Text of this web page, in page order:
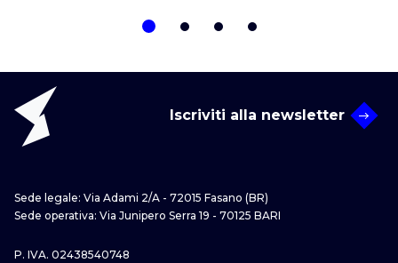
Iscriviti alla newsletter
Sede legale: Via Adami 2/A - 72015 Fasano (BR)
Sede operativa: Via Junipero Serra 19 - 70125 BARI
P. IVA. 02438540748